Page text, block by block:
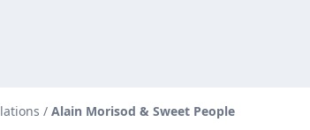
/ Alain Morisod & Sweet People